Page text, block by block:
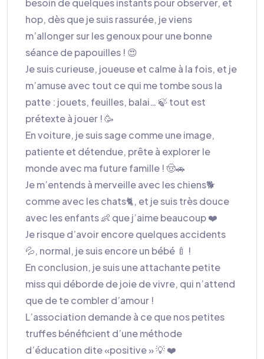
besoin de quelques instants pour observer, et
hop, dès que je suis rassurée, je viens
m’allonger sur les genoux pour une bonne
séance de papouilles ! 😍
Je suis curieuse, joueuse et calme à la fois, et je
m’amuse avec tout ce qui me tombe sous la
patte : jouets, feuilles, balai… 🍃 tout est
prétexte à jouer ! 🥳
En voiture, je suis sage comme une image,
patiente et détendue, prête à explorer le
monde avec ma future famille ! 🤠🚗
Je m’entends à merveille avec les chiens🐕
comme avec les chats🐈, et je suis très douce
avec les enfants 👶 que j’aime beaucoup ❤️
Je risque d’avoir encore quelques accidents
💦, normal, je suis encore un bébé 🍼 !
En conclusion, je suis une attachante petite
miss qui déborde de joie de vivre, qui n’attend
que de te combler d’amour !
L’association demande à ce que nos petites
truffes bénéficient d’une méthode
d’éducation dite «positive » 💡 ❤️